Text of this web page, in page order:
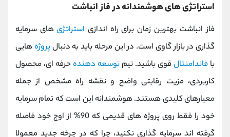
استراتژی ‌های هوشمندانه در فاز انباشت
فاز انباشت بهترین زمان برای راه اندازی استراتژی های سرمایه
گذاری در بازار گاوی است. در این مرحله باید به دنبالپروژه‌هایی
با فاندامنتالقوی باشید. تیم توسعه ‌دهندهحرفه ‌ای، محصول
کاربردی، مزیت رقابتی واضح و نقشه راه مشخص از جمله
معیارهای کلیدی هستند. هوشمندانه این است که تمام سرمایه
خود را فقط روی پروژه‌ های قدیمی که 90% از اوج خود فاصله
گرفته‌ اند سرمایه ‌گذاری نکنید، چرا که در چرخه جدید معمولا